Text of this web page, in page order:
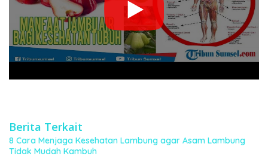
Berita Terkait
8 Cara Menjaga Kesehatan Lambung agar Asam Lambung
Tidak Mudah Kambuh